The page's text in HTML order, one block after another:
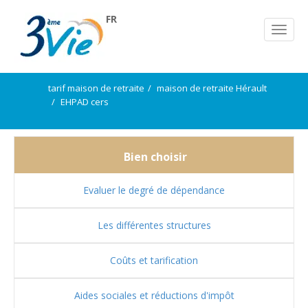
FR
tarif maison de retraite
maison de retraite Hérault
EHPAD cers
Bien choisir
Evaluer le degré de dépendance
Les différentes structures
Coûts et tarification
Aides sociales et réductions d'impôt